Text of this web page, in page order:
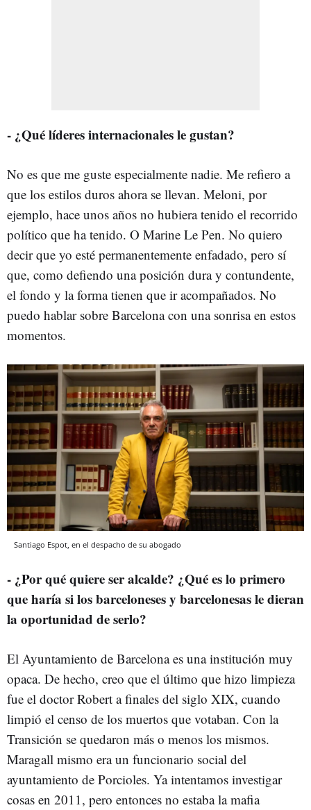
- ¿Qué líderes internacionales le gustan?
No es que me guste especialmente nadie. Me refiero a
que los estilos duros ahora se llevan. Meloni, por
ejemplo, hace unos años no hubiera tenido el recorrido
político que ha tenido. O Marine Le Pen. No quiero
decir que yo esté permanentemente enfadado, pero sí
que, como defiendo una posición dura y contundente,
el fondo y la forma tienen que ir acompañados. No
puedo hablar sobre Barcelona con una sonrisa en estos
momentos.
Santiago Espot, en el despacho de su abogado
- ¿Por qué quiere ser alcalde? ¿Qué es lo primero
que haría si los barceloneses y barcelonesas le dieran
la oportunidad de serlo?
El Ayuntamiento de Barcelona es una institución muy
opaca. De hecho, creo que el último que hizo limpieza
fue el doctor Robert a finales del siglo XIX, cuando
limpió el censo de los muertos que votaban. Con la
Transición se quedaron más o menos los mismos.
Maragall mismo era un funcionario social del
ayuntamiento de Porcioles. Ya intentamos investigar
cosas en 2011, pero entonces no estaba la mafia